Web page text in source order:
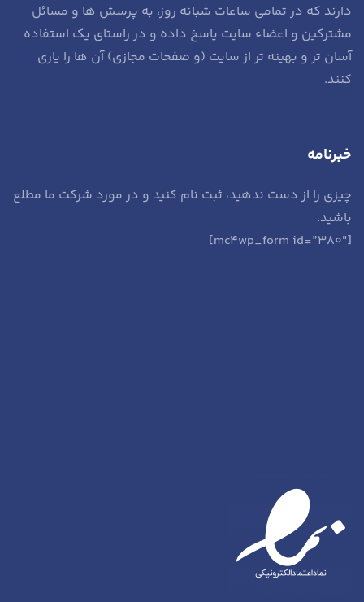
دارند که در تمامی ساعات شبانه روز، به پرسش ها و مسائل
مشترکین و اعضاء سایت پاسخ داده و در راستای یک استفاده
آسان تر و بهینه تر از سایت (و صفحات مجازی) آن ها را یاری
کنند.
خبرنامه
چیزی را از دست ندهید، ثبت نام کنید و در مورد شرکت ما مطلع
باشید.
[mc4wp_form id=”380″]